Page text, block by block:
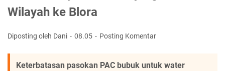
Wilayah ke Blora
Diposting oleh Dani 08.05 Posting Komentar
Keterbatasan pasokan PAC bubuk untuk water